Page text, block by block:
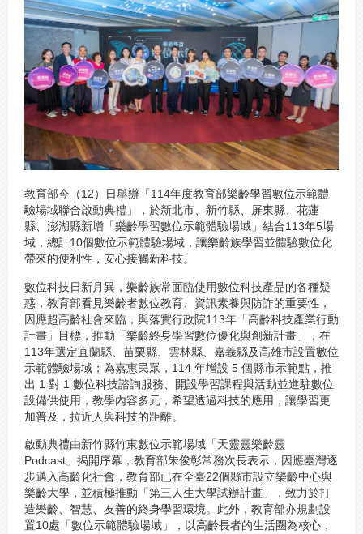
教育部今（12）日舉辦「114年度教育部樂齡學習數位示範體
驗場域聯合啟動典禮」，於新北市、新竹縣、屏東縣、花蓮
縣、澎湖縣新增「樂齡學習數位示範體驗場域」結合113年5場
域，總計10個數位示範體驗場域，讓樂齡族學習並體驗數位化
帶來的便利性，安心接觸新科技。
數位科技日新月異，樂齡族常面臨使用數位科技產品的各種疑
惑，教育部看見樂齡者數位教育、資訊素養與防詐的重要性，
因應超高齡社會來臨，與落實行政院113年「高齡科技產業行動
計畫」目標，推動「樂齡終身學習數位優化與創新計畫」，在
113年選定宜蘭縣、苗栗縣、雲林縣、嘉義縣及高雄市設置數位
示範體驗場域；為嘉惠民眾，114 年增設 5 個縣市示範點，推
出 1 對 1 數位科技諮詢服務、開設學習課程與活動並進駐數位
設備供使用，教學內容多元，希望透過科技的應用，讓學習更
加普及，拉近人與科技的距離。
啟動典禮由新竹縣竹東數位示範場域「天靈靈樂齡靈
Podcast」揭開序幕，教育部朱俊彰常務次長表示，因應臺灣逐
步邁入高齡化社會，教育部已在全臺22個縣市設立樂齡中心與
樂齡大學，並積極推動「第三人生大學試辦計畫」，致力於打
造樂齡、智慧、友善的終身學習環境。此外，教育部亦規劃設
置10處「數位示範體驗場域」，以高齡長者的生活圈為核心，